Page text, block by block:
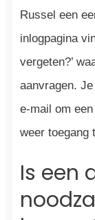
Russel een
inlogpagina
vergeten?’
aanvragen.
e-mail om
weer toegang
Is een